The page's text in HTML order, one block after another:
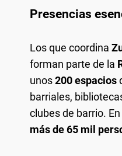
Presencias
Los que coordina
forman parte de la
unos200 espacios
barriales,
clubes de barrio.
más de 65 mil